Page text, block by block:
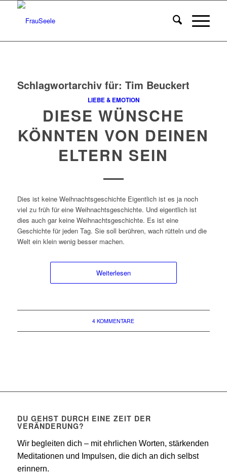
Schlagwortarchiv für: Tim Beuckert
LIEBE & EMOTION
DIESE WÜNSCHE
KÖNNTEN VON DEINEN
ELTERN SEIN
Dies ist keine Weihnachtsgeschichte Eigentlich ist es ja noch
viel zu früh für eine Weihnachtsgeschichte. Und eigentlich ist
dies auch gar keine Weihnachtsgeschichte. Es ist eine
Geschichte für jeden Tag. Sie soll berühren, wach rütteln und die
Welt ein klein wenig besser machen.
Weiterlesen
4 KOMMENTARE
DU GEHST DURCH EINE ZEIT DER
VERÄNDERUNG?
Wir begleiten dich – mit ehrlichen Worten, stärkenden
Meditationen und Impulsen, die dich an dich selbst
erinnern.